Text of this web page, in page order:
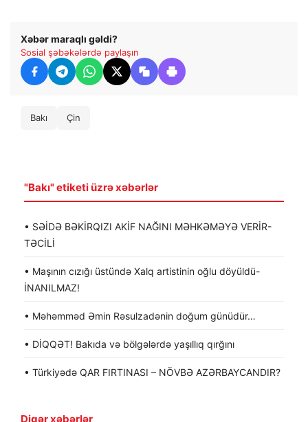
Xəbər maraqlı gəldi?
Sosial şəbəkələrdə paylaşın
Bakı Çin
"Bakı" etiketi üzrə xəbərlər
• SƏİDƏ BƏKİRQIZI AKİF NAĞINI MƏHKƏMƏYƏ VERİR-
TƏCİLİ
• Maşının cızığı üstündə Xalq artistinin oğlu döyüldü-
İNANILMAZ!
• Məhəmməd Əmin Rəsulzadənin doğum günüdür…
• DİQQƏT! Bakıda və bölgələrdə yaşıllıq qırğını
• Türkiyədə QAR FIRTINASI – NÖVBƏ AZƏRBAYCANDIR?
Digər xəbərlər